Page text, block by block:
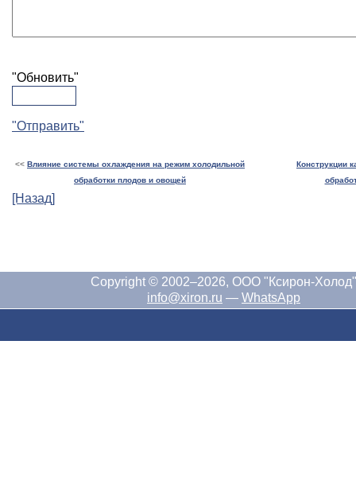
"Обновить"
"Отправить"
<< Влияние системы охлаждения на режим холодильной
обработки плодов и овощей
Конструкции
[Назад]
Copyright © 2002–2026, ООО "Ксирон-Холод"
info@xiron.ru — WhatsApp